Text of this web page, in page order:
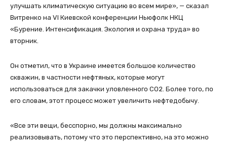
улучшать климатическую ситуацию во всем мире», — сказал
Витренко на VI Киевской конференции Ньюфолк НКЦ
«Бурение. Интенсификация. Экология и охрана труда» во
вторник.
Он отметил, что в Украине имеется большое количество
скважин, в частности нефтяных, которые могут
использоваться для закачки уловленного СО2. Более того, по
его словам, этот процесс может увеличить нефтедобычу.
«Все эти вещи, бесспорно, мы должны максимально
реализовывать, потому что это перспективно, на это можно